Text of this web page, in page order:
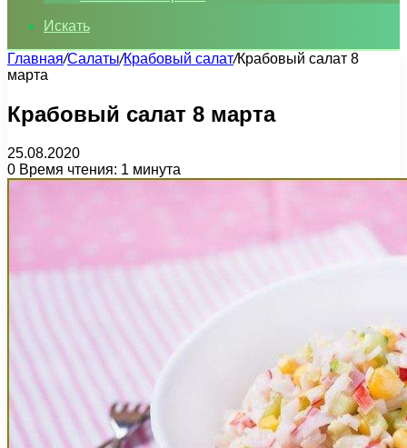
Искать
Главная/Салаты/Крабовый салат/Крабовый салат 8
марта
Крабовый салат 8 марта
25.08.2020
0 Время чтения: 1 минута